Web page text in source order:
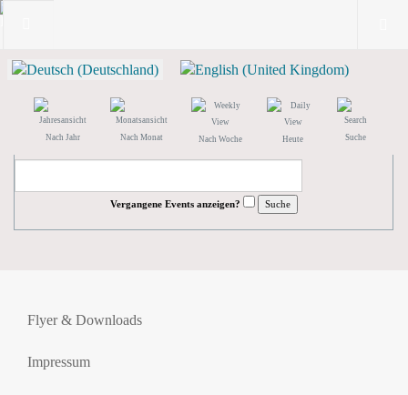
Nach Jahr Nach Monat Nach Woche Heute Suche
Vergangene Events anzeigen?
Flyer & Downloads
Impressum